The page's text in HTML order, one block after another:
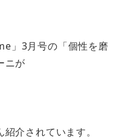
」3月号の「個性を磨
ニが
介されています。